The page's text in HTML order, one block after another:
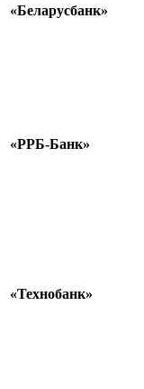
«Беларусбанк»
«РРБ-Банк»
«Технобанк»